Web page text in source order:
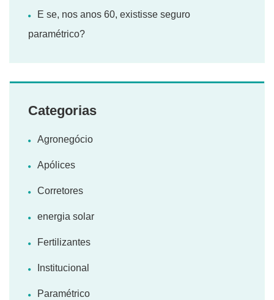
E se, nos anos 60, existisse seguro
paramétrico?
Categorias
Agronegócio
Apólices
Corretores
energia solar
Fertilizantes
Institucional
Paramétrico